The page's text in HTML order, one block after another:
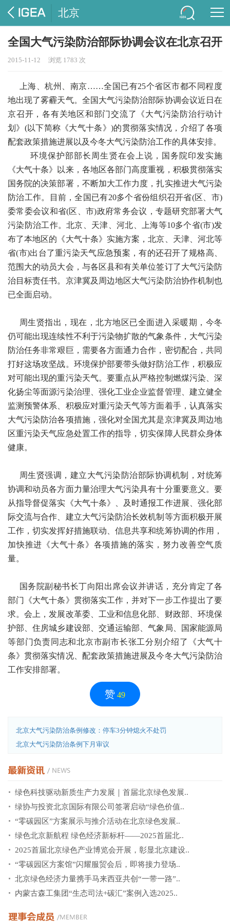
北京
全国大气污染防治部际协调会议在北京召开
2015-11-12 浏览 1783 次
上海、杭州、南京……全国已有25个省区市都不同程度
地出现了雾霾天气。全国大气污染防治部际协调会议近日在
京召开，各有关地区和部门交流了《大气污染防治行动计
划》(以下简称《大气十条》)的贯彻落实情况，介绍了各项
配套政策措施进展以及今冬大气污染防治工作的具体安排。
环境保护部部长周生贤在会上说，国务院印发实施
《大气十条》以来，各地区各部门高度重视，积极贯彻落实
国务院的决策部署，不断加大工作力度，扎实推进大气污染
防治工作。目前，全国已有20多个省份组织召开省(区、市)
委常委会议和省(区、市)政府常务会议，专题研究部署大气
污染防治工作。北京、天津、河北、上海等10多个省(市)发
布了本地区的《大气十条》实施方案，北京、天津、河北等
省(市)出台了重污染天气应急预案，有的还召开了规格高、
范围大的动员大会，与各区县和有关单位签订了大气污染防
治目标责任书。京津冀及周边地区大气污染防治协作机制也
已全面启动。
周生贤指出，现在，北方地区已全面进入采暖期，今冬
仍可能出现连续性不利于污染物扩散的气象条件，大气污染
防治任务非常艰巨，需要各方面通力合作，密切配合，共同
打好这场攻坚战。环境保护部要带头做好防治工作，积极应
对可能出现的重污染天气。要重点从严格控制燃煤污染、深
化扬尘等面源污染治理、强化工业企业监督管理、建立健全
监测预警体系、积极应对重污染天气等方面着手，认真落实
大气污染防治各项措施，强化对全国尤其是京津冀及周边地
区重污染天气应急处置工作的指导，切实保障人民群众身体
健康。
周生贤强调，建立大气污染防治部际协调机制，对统筹
协调和动员各方面力量治理大气污染具有十分重要意义。要
从指导督促落实《大气十条》、及时通报工作进展、强化部
际交流与合作、建立大气污染防治长效机制等方面积极开展
工作，切实发挥好措施联动、信息共享和统筹协调的作用，
加快推进《大气十条》各项措施的落实，努力改善空气质
量。
国务院副秘书长丁向阳出席会议并讲话，充分肯定了各
部门《大气十条》贯彻落实工作，并对下一步工作提出了要
求。会上，发展改革委、工业和信息化部、财政部、环境保
护部、住房城乡建设部、交通运输部、气象局、国家能源局
等部门负责同志和北京市副市长张工分别介绍了《大气十
条》贯彻落实情况、配套政策措施进展及今冬大气污染防治
工作安排部署。
赞 49
北京大气污染防治条例修改：停车3分钟熄火不处罚
北京大气污染防治条例下月审议
绿色科技驱动新质生产力发展｜首届北京绿色发展..
绿协与投资北京国际有限公司签署启动“绿色价值..
“零碳园区”方案展示与推介活动在北京绿色发展..
绿色北京新航程 绿色经济新标杆——2025首届北..
2025首届北京绿色产业博览会开展，彰显北京建设..
“零碳园区方案馆”闪耀服贸会后，即将接力登场..
北京绿色经济力量携手马来西亚共创“一带一路”..
内蒙古森工集团“生态司法+碳汇”案例入选2025..